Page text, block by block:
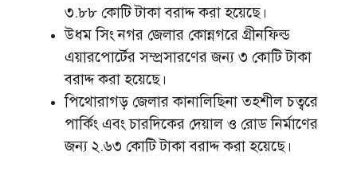
৩.৮৮ কোটি টাকা বরাদ্দ করা হয়েছে।
উধম সিং নগর জেলার কোন্নগরে গ্রীনফিল্ড
এয়ারপোর্টের সম্প্রসারণের জন্য ৩ কোটি টাকা
বরাদ্দ করা হয়েছে।
পিথোরাগড় জেলার কানালিছিনা তহশীল চত্বরে
পার্কিং এবং চারদিকের দেয়াল ও রোড নির্মাণের
জন্য ২.৬৩ কোটি টাকা বরাদ্দ করা হয়েছে।